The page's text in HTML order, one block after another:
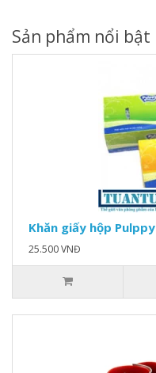
Sản phẩm nổi bật
Khăn giấy hộp Pulppy
25.500 VNĐ